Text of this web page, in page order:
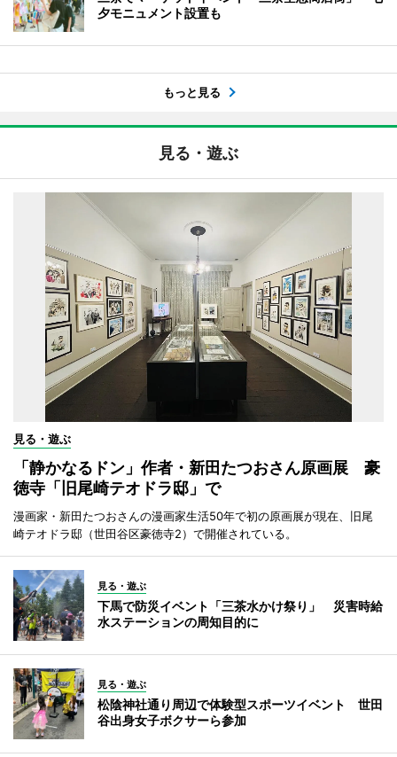
夕モニュメント設置も
もっと見る
見る・遊ぶ
見る・遊ぶ
「静かなるドン」作者・新田たつおさん原画展 豪
徳寺「旧尾崎テオドラ邸」で
漫画家・新田たつおさんの漫画家生活50年で初の原画展が現在、旧尾
崎テオドラ邸（世田谷区豪徳寺2）で開催されている。
見る・遊ぶ
下馬で防災イベント「三茶水かけ祭り」 災害時給
水ステーションの周知目的に
見る・遊ぶ
松陰神社通り周辺で体験型スポーツイベント 世田
谷出身女子ボクサーら参加